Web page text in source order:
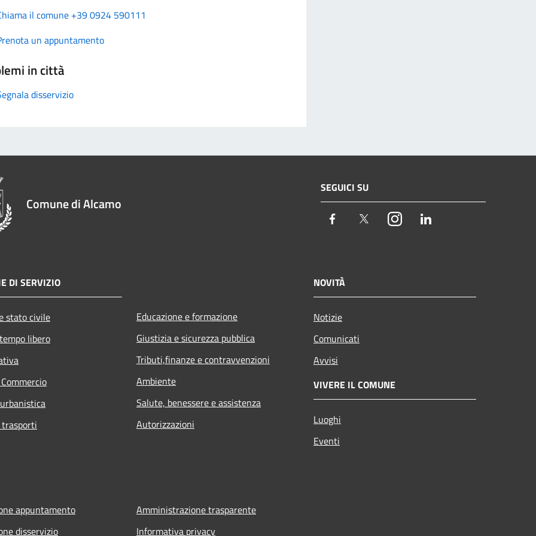
il comune +39 0924 590111
un appuntamento
in città
disservizio
Comune di Alcamo
SEGUICI SU
Facebook TwitterInstagram
DI SERVIZIO
stato civile
libero
Educazione e formazione
Giustizia e sicurezza pubblica
Tributi,finanze e contravvenzioni
Ambiente
Salute, benessere e assistenza
Autorizzazioni
NOVITÀ
Notizie
Comunicati
Avvisi
VIVERE IL COMUNE
Luoghi
Eventi
appuntamento
disservizio
Amministrazione trasparente
Informativa privacy